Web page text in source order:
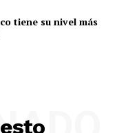
tiene su nivel más